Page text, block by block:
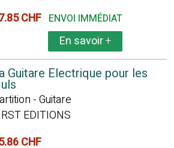
CHF ENVOI IMMÉDIAT
En savoir+
Guitare Electrique pour les
- Guitare
EDITIONS
CHF